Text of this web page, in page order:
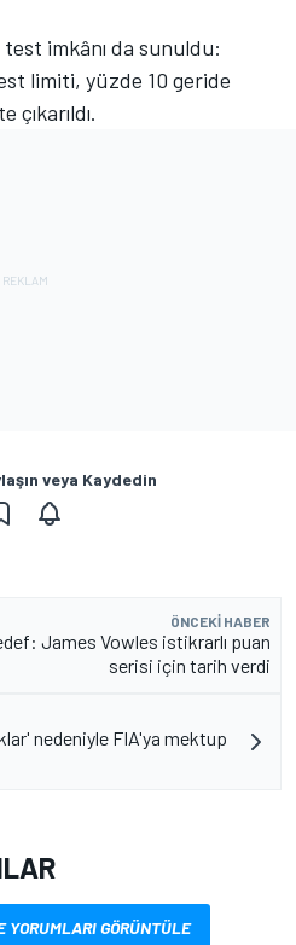
test imkânı da sunuldu:
limiti, yüzde 10 geride
veya Kaydedin
ÖNCEKI HABER
James Vowles istikrarlı puan
serisi için tarih verdi
nedeniyle FIA'ya mektup
YORUMLARI GÖRÜNTÜLE